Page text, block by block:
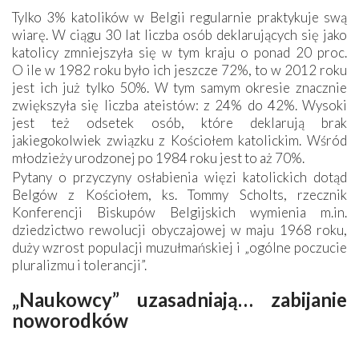
Tylko 3% katolików w Belgii regularnie praktykuje swą
wiarę. W ciągu 30 lat liczba osób deklarujących się jako
katolicy zmniejszyła się w tym kraju o ponad 20 proc.
O ile w 1982 roku było ich jeszcze 72%, to w 2012 roku
jest ich już tylko 50%. W tym samym okresie znacznie
zwiększyła się liczba ateistów: z 24% do 42%. Wysoki
jest też odsetek osób, które deklarują brak
jakiegokolwiek związku z Kościołem katolickim. Wśród
młodzieży urodzonej po 1984 roku jest to aż 70%.
Pytany o przyczyny osłabienia więzi katolickich dotąd
Belgów z Kościołem, ks. Tommy Scholts, rzecznik
Konferencji Biskupów Belgijskich wymienia m.in.
dziedzictwo rewolucji obyczajowej w maju 1968 roku,
duży wzrost populacji muzułmańskiej i „ogólne poczucie
pluralizmu i tolerancji”.
„Naukowcy” uzasadniają… zabijanie
noworodków